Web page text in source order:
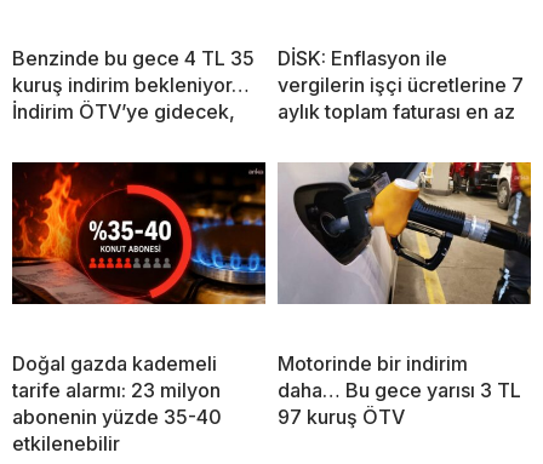
Benzinde bu gece 4 TL 35
kuruş indirim bekleniyor…
İndirim ÖTV’ye gidecek,
DİSK: Enflasyon ile
vergilerin işçi ücretlerine 7
aylık toplam faturası en az
Doğal gazda kademeli
tarife alarmı: 23 milyon
abonenin yüzde 35-40
etkilenebilir
Motorinde bir indirim
daha… Bu gece yarısı 3 TL
97 kuruş ÖTV